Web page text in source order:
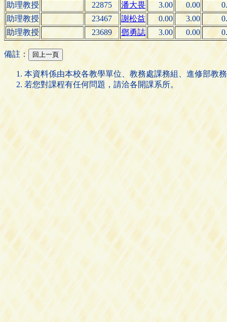
助理教授
22875 潘大畏 3.00 0.00
助理教授
23467 謝松益 0.00 3.00
助理教授
23689 鄧勇誌 3.00 0.00
備註：
本資料係由本校各教學單位、教務處課務組、進修部教
若您對課程有任何問題，請洽各開課系所。